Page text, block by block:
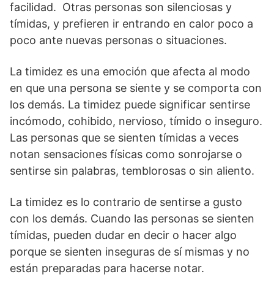
facilidad. Otras personas son silenciosas y
tímidas, y prefieren ir entrando en calor poco a
poco ante nuevas personas o situaciones.
La timidez es una emoción que afecta al modo
en que una persona se siente y se comporta con
los demás. La timidez puede significar sentirse
incómodo, cohibido, nervioso, tímido o inseguro.
Las personas que se sienten tímidas a veces
notan sensaciones físicas como sonrojarse o
sentirse sin palabras, temblorosas o sin aliento.
La timidez es lo contrario de sentirse a gusto
con los demás. Cuando las personas se sienten
tímidas, pueden dudar en decir o hacer algo
porque se sienten inseguras de sí mismas y no
están preparadas para hacerse notar.